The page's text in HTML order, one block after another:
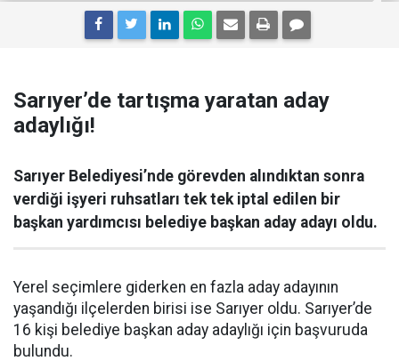
Sarıyer’de tartışma yaratan aday
adaylığı!
Sarıyer Belediyesi’nde görevden alındıktan sonra
verdiği işyeri ruhsatları tek tek iptal edilen bir
başkan yardımcısı belediye başkan aday adayı oldu.
Yerel seçimlere giderken en fazla aday adayının
yaşandığı ilçelerden birisi ise Sarıyer oldu. Sarıyer’de
16 kişi belediye başkan aday adaylığı için başvuruda
bulundu.